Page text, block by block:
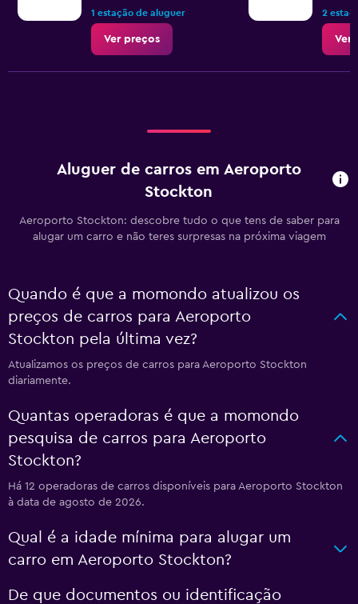
1 estação de aluguer
Ver preços
2
Ver
Aluguer de carros em Aeroporto
Stockton
Aeroporto Stockton: descobre tudo o que tens de saber para
alugar um carro e não teres surpresas na próxima viagem
Quando é que a momondo atualizou os
preços de carros para Aeroporto
Stockton pela última vez?
Atualizamos os preços de carros para Aeroporto Stockton
diariamente.
Quantas operadoras é que a momondo
pesquisa de carros para Aeroporto
Stockton?
Há 12 operadoras de carros disponíveis para Aeroporto Stockton
à data de agosto de 2026.
Qual é a idade mínima para alugar um
carro em Aeroporto Stockton?
De que documentos ou identificação